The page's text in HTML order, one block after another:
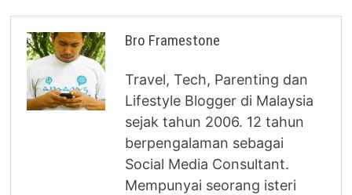
Bro Framestone
Travel, Tech, Parenting dan
Lifestyle Blogger di Malaysia
sejak tahun 2006. 12 tahun
berpengalaman sebagai
Social Media Consultant.
Mempunyai seorang isteri